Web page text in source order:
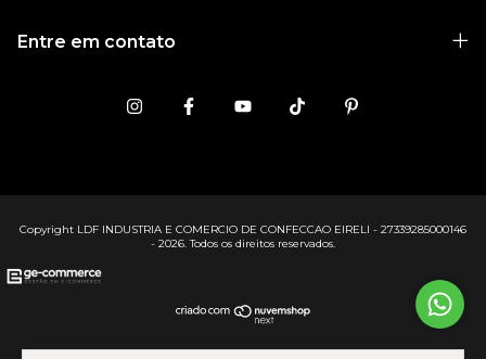
Entre em contato
Copyright LDF INDUSTRIA E COMERCIO DE CONFECCAO EIRELI - 27339285000146
- 2026. Todos os direitos reservados.